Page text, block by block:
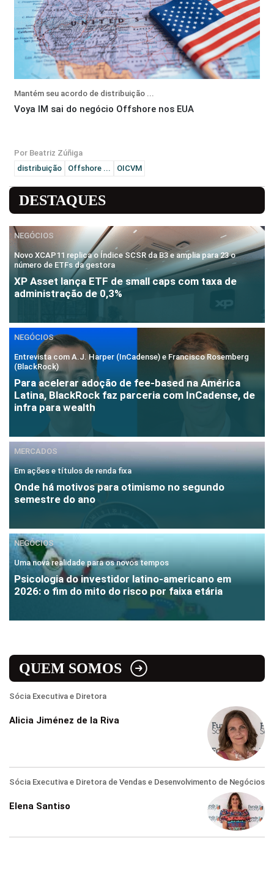
Mantém seu acordo de distribuição ...
Voya IM sai do negócio Offshore nos EUA
Por Beatriz Zúñiga
distribuição
Offshore ... OICVM
DESTAQUES
NEGÓCIOS
Novo XCAP11 replica o Índice SCSR da B3 e amplia para 23 o
número de ETFs da gestora
XP Asset lança ETF de small caps com taxa de
administração de 0,3%
NEGÓCIOS
Entrevista com A.J. Harper (InCadense) e Francisco Rosemberg
(BlackRock)
Para acelerar adoção de fee-based na América
Latina, BlackRock faz parceria com InCadense, de
infra para wealth
MERCADOS
Em ações e títulos de renda fixa
Onde há motivos para otimismo no segundo
semestre do ano
NEGÓCIOS
Uma nova realidade para os novos tempos
Psicologia do investidor latino-americano em
2026: o fim do mito do risco por faixa etária
QUEM SOMOS
Sócia Executiva e Diretora
Alicia Jiménez de la Riva
Sócia Executiva e Diretora de Vendas e Desenvolvimento de Negócios
Elena Santiso